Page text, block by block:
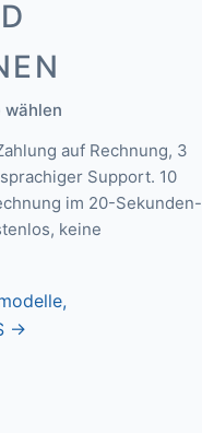
wählen
auf Rechnung, 3
Support. 10
im 20-Sekunden-
keine
→